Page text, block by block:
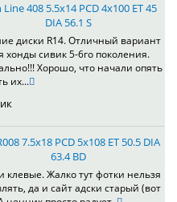
Line 408 5.5x14 PCD 4x100 ET 45
DIA 56.1 S
диски R14. Отличный вариант
хонды сивик 5-6го поколения.
Хорошо, что начали опять
их...
7.5x18 PCD 5x108 ET 50.5 DIA
63.4 BD
клевые. Жалко тут фотки нельзя
да и сайт адски старый (вот